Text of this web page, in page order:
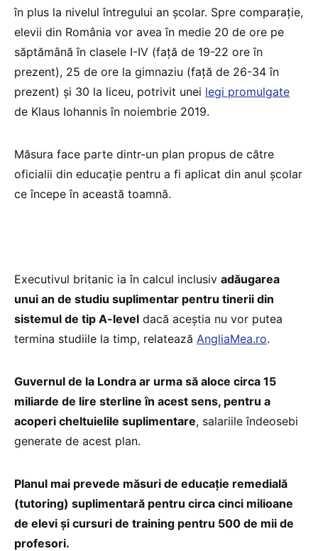
în plus la nivelul întregului an școlar. Spre comparație,
elevii din România vor avea în medie 20 de ore pe
săptămână în clasele I-IV (față de 19-22 ore în
prezent), 25 de ore la gimnaziu (față de 26-34 în
prezent) și 30 la liceu, potrivit unei legi promulgate
de Klaus Iohannis în noiembrie 2019.
Măsura face parte dintr-un plan propus de către
oficialii din educație pentru a fi aplicat din anul școlar
ce începe în această toamnă.
Executivul britanic ia în calcul inclusiv adăugarea
unui an de studiu suplimentar pentru tinerii din
sistemul de tip A-level dacă aceștia nu vor putea
termina studiile la timp, relatează AngliaMea.ro.
Guvernul de la Londra ar urma să aloce circa 15
miliarde de lire sterline în acest sens, pentru a
acoperi cheltuielile suplimentare, salariile îndeosebi
generate de acest plan.
Planul mai prevede măsuri de educație remedială
(tutoring) suplimentară pentru circa cinci milioane
de elevi și cursuri de training pentru 500 de mii de
profesori.